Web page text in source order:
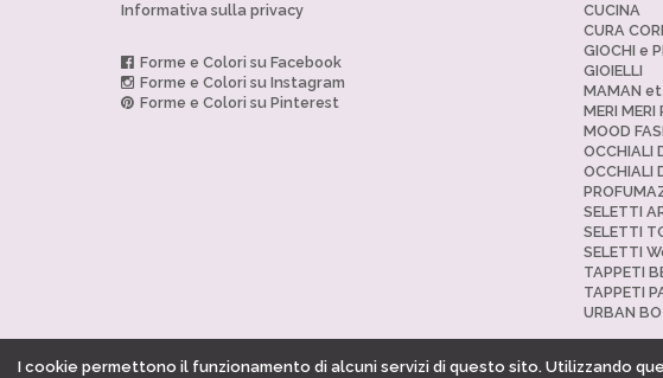
Informativa sulla privacy
Forme e Colori su Facebook
Forme e Colori su Instagram
Forme e Colori su Pinterest
CUCINA
CURA
GIOCHI e
GIOIELLI
MAMAN et
MERI MERI
MOOD
OCCHIALI
OCCHIALI
SELETTI
SELETTI
SELETTI
TAPPETI
TAPPETI
URBAN
I cookie permettono il funzionamento di alcuni servizi di questo sito. Utilizzando